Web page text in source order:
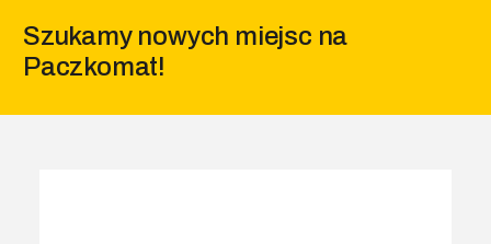
Szukamy nowych miejsc na
Paczkomat!